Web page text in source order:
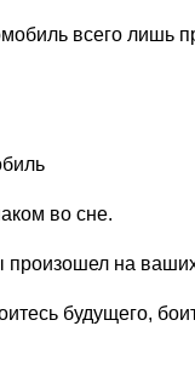
всего лишь
во сне.
на
будущего,